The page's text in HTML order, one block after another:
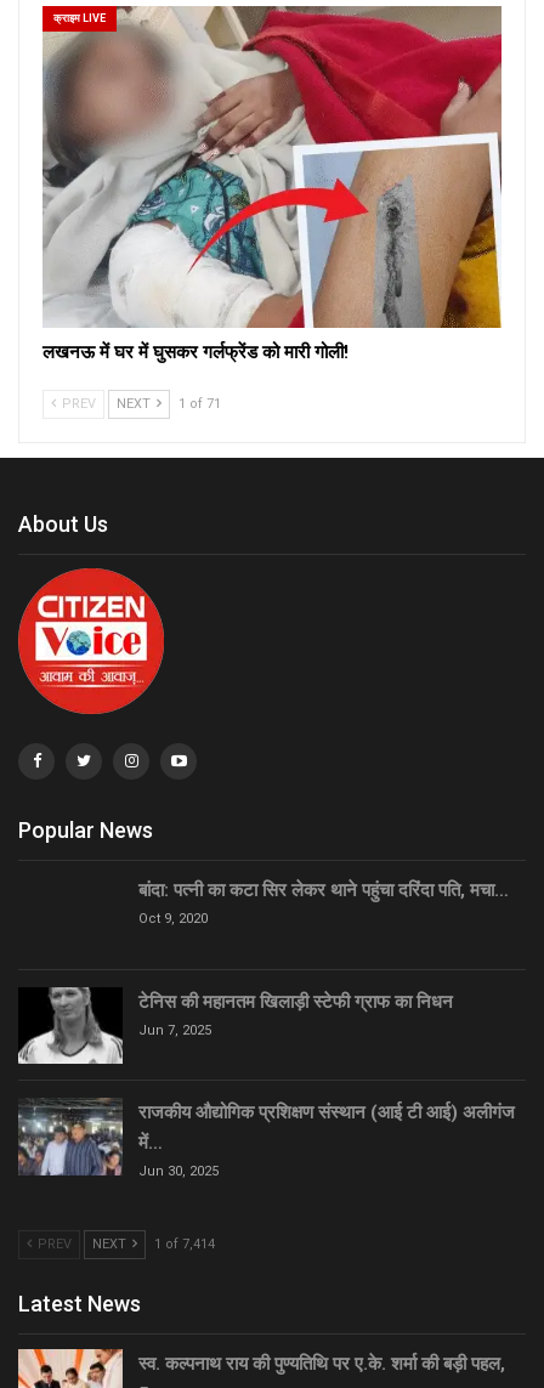
क्राइम LIVE
लखनऊ में घर में घुसकर गर्लफ्रेंड को मारी गोली!
PREV NEXT 1 of 71
About Us
Popular News
बांदा: पत्नी का कटा सिर लेकर थाने पहुंचा दरिंदा पति, मचा…
Oct 9, 2020
टेनिस की महानतम खिलाड़ी स्टेफी ग्राफ का निधन
Jun 7, 2025
राजकीय औद्योगिक प्रशिक्षण संस्थान (आई टी आई) अलीगंज
में…
Jun 30, 2025
PREV NEXT 1 of 7,414
Latest News
स्व. कल्पनाथ राय की पुण्यतिथि पर ए.के. शर्मा की बड़ी पहल,